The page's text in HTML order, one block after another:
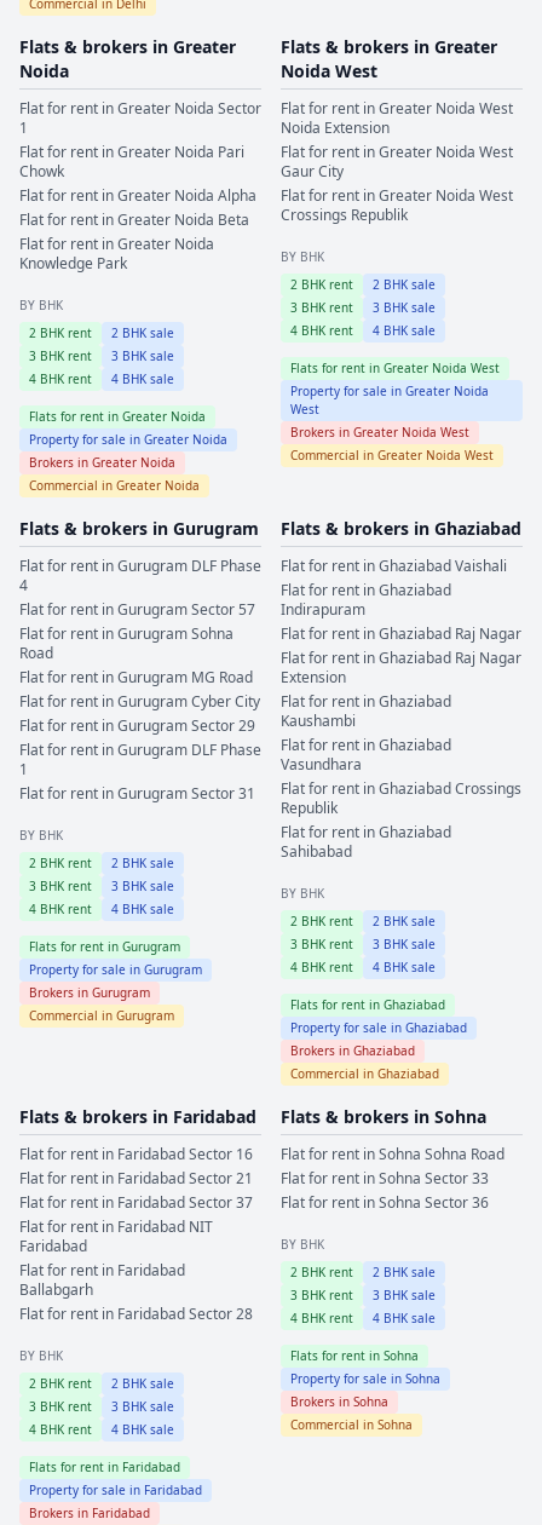
Flats & brokers in Greater
Noida
Flat for rent inGreater Noida Sector
1
Flat for rent inGreater Noida Pari
Chowk
Flat for rent inGreater Noida Alpha
Flat for rent inGreater Noida Beta
Flat for rent inGreater Noida
Knowledge Park
BY BHK
2 BHK rent 2 BHK sale
3 BHK rent 3 BHK sale
4 BHK rent 4 BHK sale
Flats for rent in Greater Noida
Property for sale in Greater Noida
Brokers in Greater Noida
Commercial in Greater Noida
Flats & brokers in Greater
Noida West
Flat for rent inGreater Noida West
Noida Extension
Flat for rent inGreater Noida West
Gaur City
Flat for rent inGreater Noida West
Crossings Republik
BY BHK
2 BHK rent 2 BHK sale
3 BHK rent 3 BHK sale
4 BHK rent 4 BHK sale
Flats for rent in Greater Noida West
Property for sale in Greater Noida
West
Brokers in Greater Noida West
Commercial in Greater Noida West
Flats & brokers in Gurugram
Flat for rent inGurugram DLF Phase
4
Flat for rent inGurugramSector 57
Flat for rent inGurugramSohna
Road
Flat for rent inGurugram MG Road
Flat for rent inGurugramCyber City
Flat for rent inGurugramSector 29
Flat for rent inGurugram DLF Phase
1
Flat for rent inGurugramSector 31
BY BHK
2 BHK rent 2 BHK sale
3 BHK rent 3 BHK sale
4 BHK rent 4 BHK sale
Flats for rent in Gurugram
Property for sale in Gurugram
Brokers in Gurugram
Commercial in Gurugram
Flats & brokers in Ghaziabad
Flat for rent inGhaziabadVaishali
Flat for rent inGhaziabad
Indirapuram
Flat for rent inGhaziabad Raj Nagar
Flat for rent inGhaziabad Raj Nagar
Extension
Flat for rent inGhaziabad
Kaushambi
Flat for rent inGhaziabad
Vasundhara
Flat for rent inGhaziabadCrossings
Republik
Flat for rent inGhaziabad
Sahibabad
BY BHK
2 BHK rent 2 BHK sale
3 BHK rent 3 BHK sale
4 BHK rent 4 BHK sale
Flats for rent in Ghaziabad
Property for sale in Ghaziabad
Brokers in Ghaziabad
Commercial in Ghaziabad
Flats & brokers in Faridabad
Flat for rent in FaridabadSector 16
Flat for rent in FaridabadSector 21
Flat for rent in FaridabadSector 37
Flat for rent in Faridabad NIT
Faridabad
Flat for rent in Faridabad
Ballabgarh
Flat for rent in FaridabadSector 28
BY BHK
2 BHK rent 2 BHK sale
3 BHK rent 3 BHK sale
4 BHK rent 4 BHK sale
Flats for rent in Faridabad
Property for sale in Faridabad
Brokers in Faridabad
Flats & brokers in Sohna
Flat for rent inSohna Sohna Road
Flat for rent inSohna Sector 33
Flat for rent inSohna Sector 36
BY BHK
2 BHK rent 2 BHK sale
3 BHK rent 3 BHK sale
4 BHK rent 4 BHK sale
Flats for rent in Sohna
Property for sale in Sohna
Brokers in Sohna
Commercial in Sohna